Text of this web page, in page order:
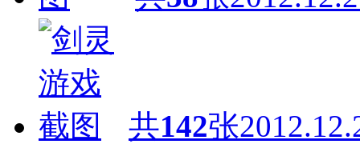
共142张